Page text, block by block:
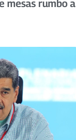
mesas rumbo a